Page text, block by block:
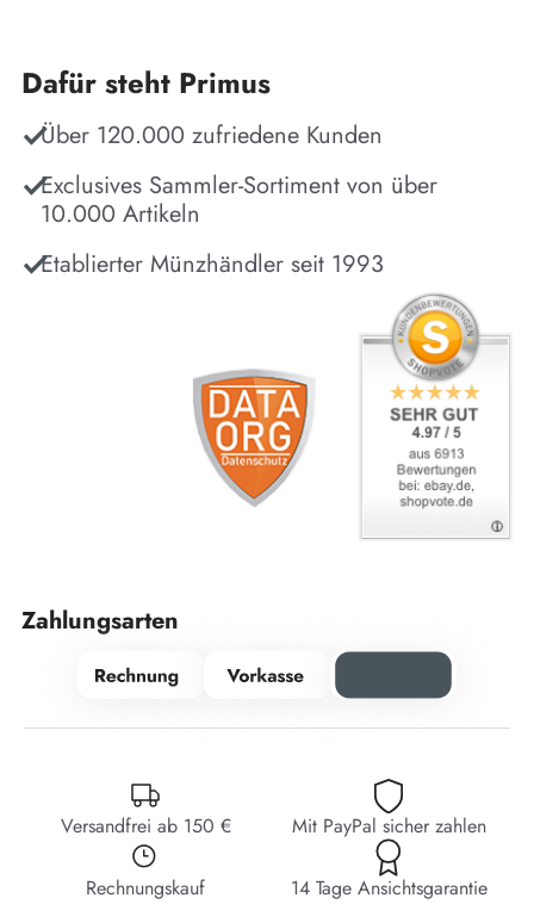
Dafür steht Primus
Über 120.000 zufriedene Kunden
Exclusives Sammler-Sortiment von über
10.000 Artikeln
Etablierter Münzhändler seit 1993
Zahlungsarten
Versandfrei ab 150 € Mit PayPal sicher zahlen
Rechnungskauf 14 Tage Ansichtsgarantie